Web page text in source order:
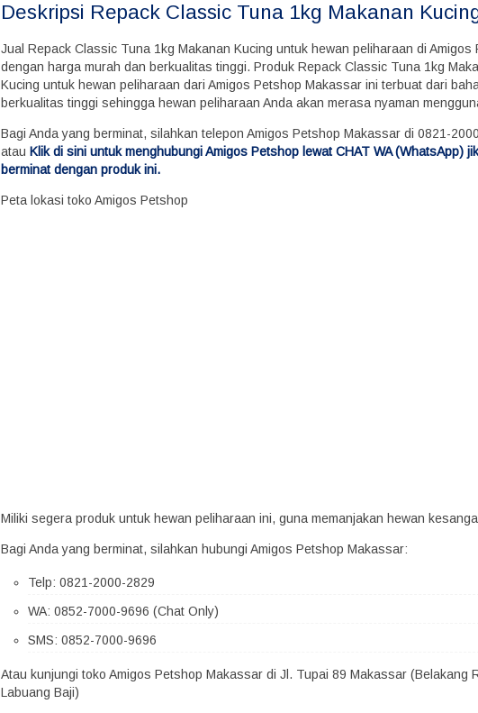
Deskripsi Repack Classic Tuna 1kg Makanan
Jual Repack Classic Tuna 1kg Makanan Kucing untuk hewan peliharaan di Amigos
dengan harga murah dan berkualitas tinggi. Produk Repack Classic Tuna 1kg
Kucing untuk hewan peliharaan dari Amigos Petshop Makassar ini terbuat dari
berkualitas tinggi sehingga hewan peliharaan Anda akan merasa nyaman
Bagi Anda yang berminat, silahkan telepon Amigos Petshop Makassar di 0821-
atau Klik di sini untuk menghubungi Amigos Petshop lewat CHAT WA (WhatsApp)
berminat dengan produk ini.
Peta lokasi toko Amigos Petshop
Miliki segera produk untuk hewan peliharaan ini, guna memanjakan hewan
Bagi Anda yang berminat, silahkan hubungi Amigos Petshop Makassar:
Telp: 0821-2000-2829
WA: 0852-7000-9696 (Chat Only)
SMS: 0852-7000-9696
Atau kunjungi toko Amigos Petshop Makassar di Jl. Tupai 89 Makassar (Belakang
Labuang Baji)